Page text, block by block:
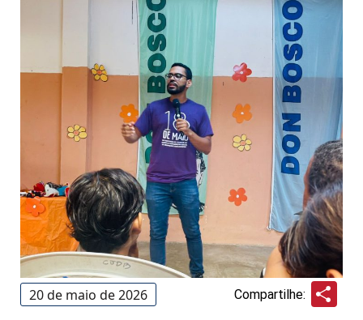
20 de maio de 2026 Compartilhe: